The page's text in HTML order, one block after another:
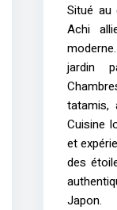
Situé au
Achi
jardin
tatamis,
Cuisine
et
des
Japon.